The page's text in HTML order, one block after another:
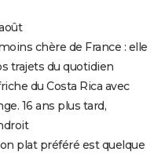
chère de France : elle
trajets du quotidien
du Costa Rica avec
16 ans plus tard,
plat préféré est quelque